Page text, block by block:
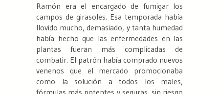
Ramón era el encargado de fumigar los
campos de girasoles. Esa temporada había
llovido mucho, demasiado, y tanta humedad
había hecho que las enfermedades en las
plantas fueran más complicadas de
combatir. El patrón había comprado nuevos
venenos que el mercado promocionaba
como la solución a todos los males,
fórmulas más potentes y seguras, sin riesgo